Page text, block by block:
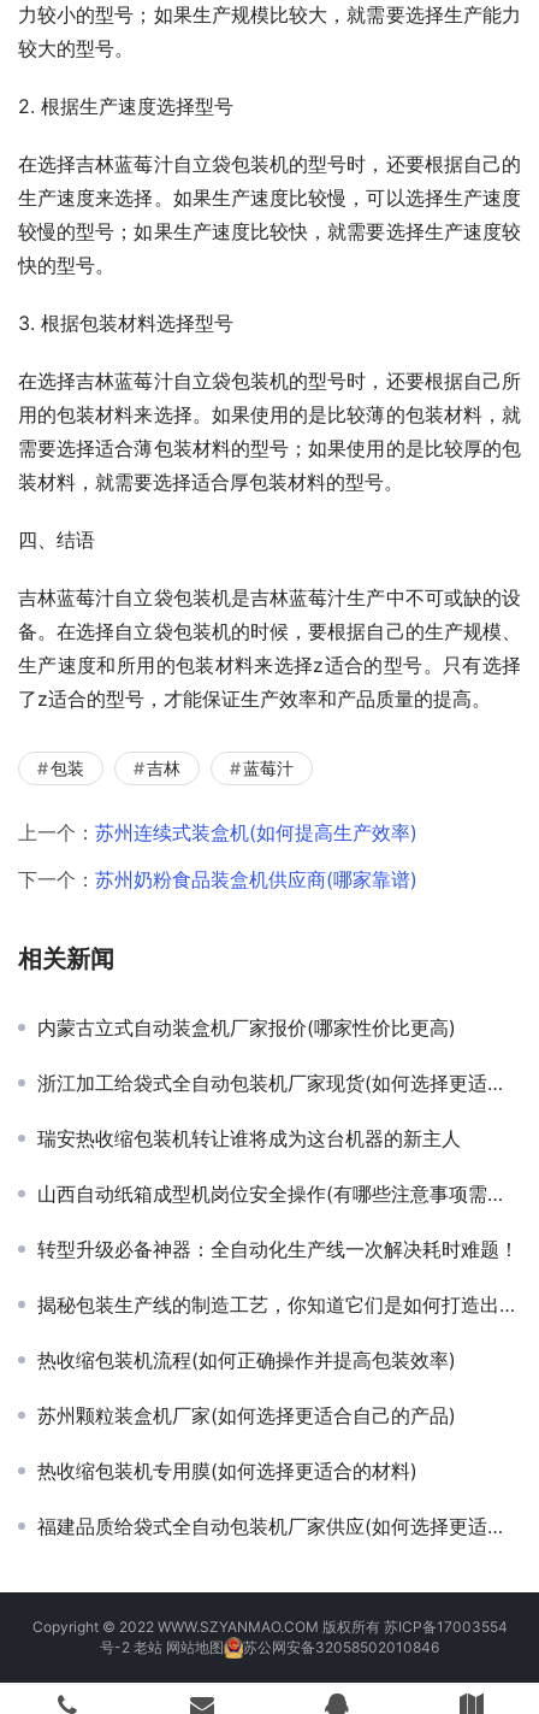
力较小的型号；如果生产规模比较大，就需要选择生产能力
较大的型号。
2. 根据生产速度选择型号
在选择吉林蓝莓汁自立袋包装机的型号时，还要根据自己的
生产速度来选择。如果生产速度比较慢，可以选择生产速度
较慢的型号；如果生产速度比较快，就需要选择生产速度较
快的型号。
3. 根据包装材料选择型号
在选择吉林蓝莓汁自立袋包装机的型号时，还要根据自己所
用的包装材料来选择。如果使用的是比较薄的包装材料，就
需要选择适合薄包装材料的型号；如果使用的是比较厚的包
装材料，就需要选择适合厚包装材料的型号。
四、结语
吉林蓝莓汁自立袋包装机是吉林蓝莓汁生产中不可或缺的设
备。在选择自立袋包装机的时候，要根据自己的生产规模、
生产速度和所用的包装材料来选择z适合的型号。只有选择
了z适合的型号，才能保证生产效率和产品质量的提高。
包装 吉林 蓝莓汁
上一个： 苏州连续式装盒机(如何提高生产效率)
下一个： 苏州奶粉食品装盒机供应商(哪家靠谱)
相关新闻
内蒙古立式自动装盒机厂家报价(哪家性价比更高)
浙江加工给袋式全自动包装机厂家现货(如何选择更适合自己的型号)。
瑞安热收缩包装机转让谁将成为这台机器的新主人
山西自动纸箱成型机岗位安全操作(有哪些注意事项需要遵守)
转型升级必备神器：全自动化生产线一次解决耗时难题！
揭秘包装生产线的制造工艺，你知道它们是如何打造出高效率的吗
热收缩包装机流程(如何正确操作并提高包装效率)
苏州颗粒装盒机厂家(如何选择更适合自己的产品)
热收缩包装机专用膜(如何选择更适合的材料)
福建品质给袋式全自动包装机厂家供应(如何选择更适合自己的包装机)
Copyright © 2022 WWW.SZYANMAO.COM 版权所有 苏ICP备17003554
号-2 老站 网站地图 苏公网安备32058502010846